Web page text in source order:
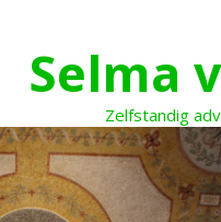
Selma
Zelfstandig